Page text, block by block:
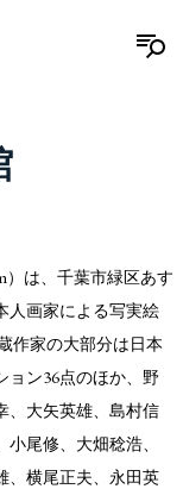
）は、千葉市緑区あす
人画家による写実絵
作家の大部分は日本
ョン36点のほか、野
、大矢英雄、島村信
尾修、大畑稔浩、
、横尾正夫、永田英